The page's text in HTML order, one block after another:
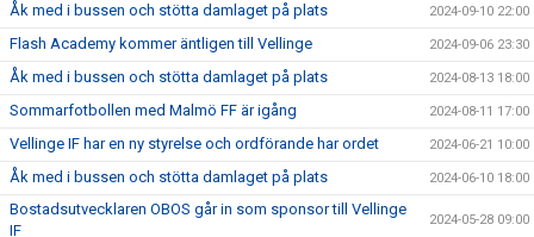
Åk med i bussen och stötta damlaget på plats 2024-09-10 22:00
Flash Academy kommer äntligen till Vellinge 2024-09-06 23:30
Åk med i bussen och stötta damlaget på plats 2024-08-13 18:00
Sommarfotbollen med Malmö FF är igång 2024-08-11 17:00
Vellinge IF har en ny styrelse och ordförande har ordet 2024-06-21 10:00
Åk med i bussen och stötta damlaget på plats 2024-06-10 18:00
Bostadsutvecklaren OBOS går in som sponsor till Vellinge
IF
2024-05-28 09:00